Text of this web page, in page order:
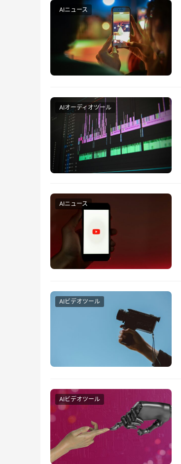
AIニュース
AIオーディオツール
AIニュース
AIビデオツール
AIビデオツール